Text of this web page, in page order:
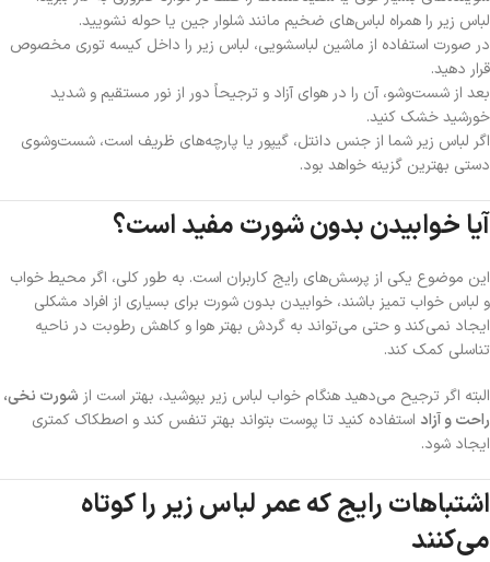
لباس زیر را همراه لباس‌های ضخیم مانند شلوار جین یا حوله نشویید.
در صورت استفاده از ماشین لباسشویی، لباس زیر را داخل کیسه توری مخصوص
قرار دهید.
بعد از شست‌وشو، آن را در هوای آزاد و ترجیحاً دور از نور مستقیم و شدید
خورشید خشک کنید.
اگر لباس زیر شما از جنس دانتل، گیپور یا پارچه‌های ظریف است، شست‌وشوی
دستی بهترین گزینه خواهد بود.
آیا خوابیدن بدون شورت مفید است؟
این موضوع یکی از پرسش‌های رایج کاربران است. به طور کلی، اگر محیط خواب
و لباس خواب تمیز باشند، خوابیدن بدون شورت برای بسیاری از افراد مشکلی
ایجاد نمی‌کند و حتی می‌تواند به گردش بهتر هوا و کاهش رطوبت در ناحیه
تناسلی کمک کند.
البته اگر ترجیح می‌دهید هنگام خواب لباس زیر بپوشید، بهتر است از شورت نخی،
راحت و آزاد استفاده کنید تا پوست بتواند بهتر تنفس کند و اصطکاک کمتری
ایجاد شود.
اشتباهات رایج که عمر لباس زیر را کوتاه
می‌کنند